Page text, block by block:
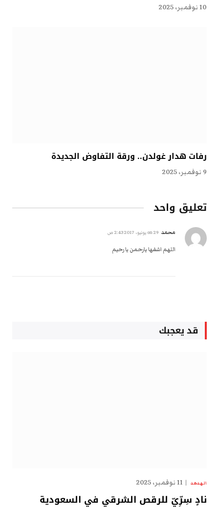
10 نوفمبر، 2025
رفات هدار غولدن.. ورقة التفاوض الجديدة
9 نوفمبر، 2025
تعليق واحد
محمد 29 يونيو، 2017 2:43 ص
اللهم اشفها يارحمن يا رحيم
قد يعجبك
الهدهد 11 نوفمبر، 2025
نادٍ سِرِّيّ للرقص الشرقي في السعودية